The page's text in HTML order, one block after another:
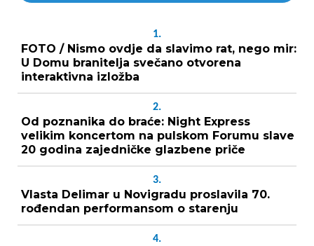
1.
FOTO / Nismo ovdje da slavimo rat, nego mir:
U Domu branitelja svečano otvorena
interaktivna izložba
2.
Od poznanika do braće: Night Express
velikim koncertom na pulskom Forumu slave
20 godina zajedničke glazbene priče
3.
Vlasta Delimar u Novigradu proslavila 70.
rođendan performansom o starenju
4.